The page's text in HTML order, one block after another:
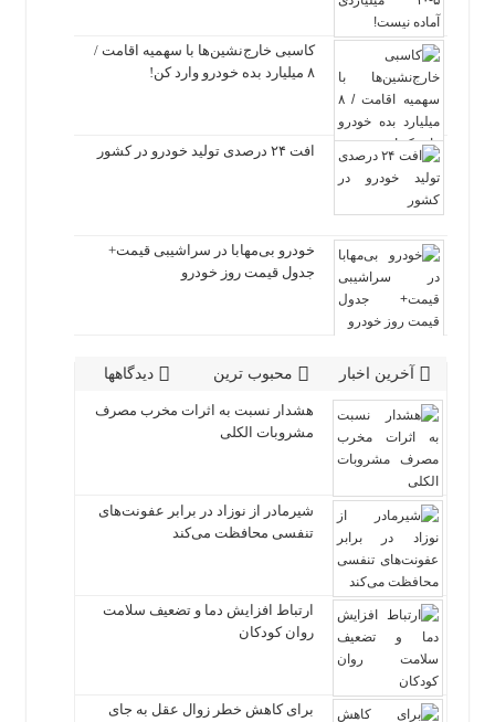
کاسبی خارج‌نشین‌ها با سهمیه اقامت /
۸ میلیارد بده خودرو وارد کن!
افت ۲۴ درصدی تولید خودرو در کشور
خودرو بی‌مهابا در سراشیبی قیمت+
جدول قیمت روز خودرو
آخرین اخبار محبوب ترین دیدگاهها
هشدار نسبت به اثرات مخرب مصرف
مشروبات الکلی
شیرمادر از نوزاد در برابر عفونت‌های
تنفسی محافظت می‌کند
ارتباط افزایش دما و تضعیف سلامت
روان کودکان
برای کاهش خطر زوال عقل به جای